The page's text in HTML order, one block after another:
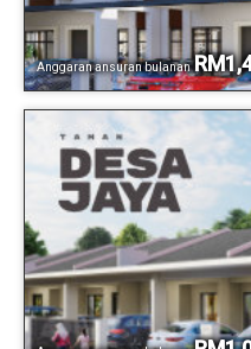
Anggaran ansuran bulanan